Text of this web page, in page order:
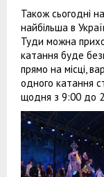
Також сьогодні
найбільша в
Туди можна
катання буде
прямо на місці,
одного катання
щодня з 9:00 до